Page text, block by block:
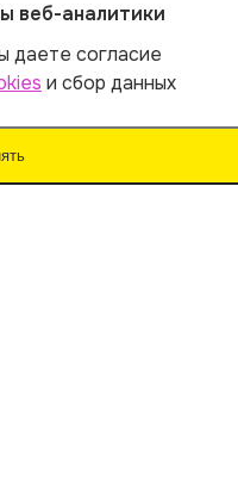
данных
веб-аналитики
даете согласие
и сбор данных